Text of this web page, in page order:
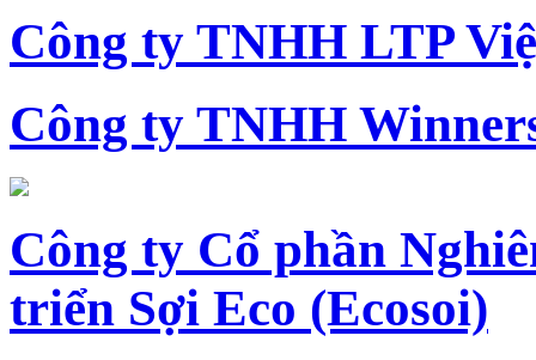
Công ty TNHH LTP
Công ty TNHH
Công ty Cổ phần
triển Sợi Eco (Ecosoi)